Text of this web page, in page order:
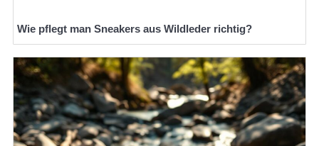
Wie pflegt man Sneakers aus Wildleder richtig?